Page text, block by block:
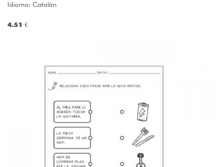
Idioma: Catalán
4.51 €